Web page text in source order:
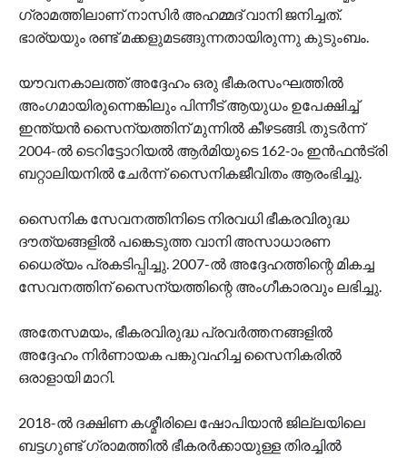
ഗ്രാമത്തിലാണ് നാസിർ അഹമ്മദ് വാനി ജനിച്ചത്.
ഭാര്യയും രണ്ട് മക്കളുമടങ്ങുന്നതായിരുന്നു കുടുംബം.
യൗവനകാലത്ത് അദ്ദേഹം ഒരു ഭീകരസംഘത്തിൽ
അംഗമായിരുന്നെങ്കിലും പിന്നീട് ആയുധം ഉപേക്ഷിച്ച്
ഇന്ത്യൻ സൈന്യത്തിന് മുന്നിൽ കീഴടങ്ങി. തുടർന്ന്
2004-ൽ ടെറിട്ടോറിയൽ ആർമിയുടെ 162-ാം ഇൻഫൻട്രി
ബറ്റാലിയനിൽ ചേർന്ന് സൈനികജീവിതം ആരംഭിച്ചു.
സൈനിക സേവനത്തിനിടെ നിരവധി ഭീകരവിരുദ്ധ
ദൗത്യങ്ങളിൽ പങ്കെടുത്ത വാനി അസാധാരണ
ധൈര്യം പ്രകടിപ്പിച്ചു. 2007-ൽ അദ്ദേഹത്തിന്റെ മികച്ച
സേവനത്തിന് സൈന്യത്തിന്റെ അംഗീകാരവും ലഭിച്ചു.
അതേസമയം, ഭീകരവിരുദ്ധ പ്രവർത്തനങ്ങളിൽ
അദ്ദേഹം നിർണായക പങ്കുവഹിച്ച സൈനികരിൽ
ഒരാളായി മാറി.
2018-ൽ ദക്ഷിണ കശ്മീരിലെ ഷോപിയാൻ ജില്ലയിലെ
ബട്ടഗുണ്ട് ഗ്രാമത്തിൽ ഭീകരർക്കായുള്ള തിരച്ചിൽ